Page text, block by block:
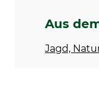
Aus
Jagd,